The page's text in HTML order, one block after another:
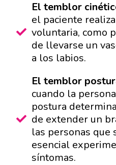
El temblor
el paciente
voluntaria, como
de llevarse un
a los labios.
El temblor
cuando la
postura
de extender un
las personas
esencial
síntomas.